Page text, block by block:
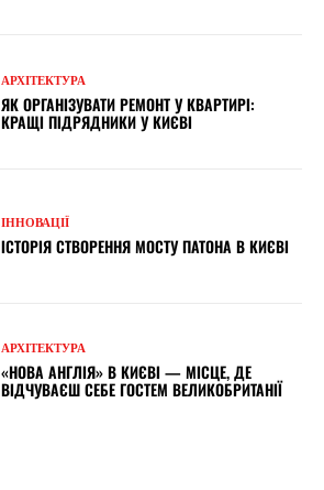
АРХІТЕКТУРА
ЯК ОРГАНІЗУВАТИ РЕМОНТ У КВАРТИРІ:
КРАЩІ ПІДРЯДНИКИ У КИЄВІ
ІННОВАЦІЇ
ІСТОРІЯ СТВОРЕННЯ МОСТУ ПАТОНА В КИЄВІ
АРХІТЕКТУРА
«НОВА АНГЛІЯ» В КИЄВІ — МІСЦЕ, ДЕ
ВІДЧУВАЄШ СЕБЕ ГОСТЕМ ВЕЛИКОБРИТАНІЇ